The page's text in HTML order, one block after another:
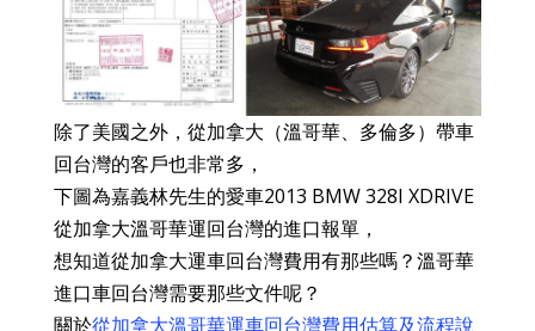
除了美國之外，從加拿大（溫哥華、多倫多）帶車
回台灣的客戶也非常多，
下圖為嘉義林先生的愛車2013 BMW 328I XDRIVE
從加拿大溫哥華運回台灣的進口報單，
想知道從加拿大運車回台灣費用有那些嗎？溫哥華
進口車回台灣需要那些文件呢？
關於從加拿大溫哥華運車回台灣費用估算及流程說